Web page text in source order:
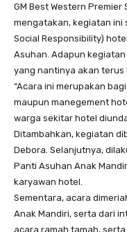
GM Best Western Premier
mengatakan, kegiatan ini
Social Responsibility)
Asuhan. Adapun
yang nantinya akan terus
“Acara ini merupakan
maupun manegement
warga sekitar hotel
Ditambahkan, kegiatan
Debora. Selanjutnya,
Panti Asuhan Anak
karyawan hotel.
Sementara, acara
Anak Mandiri, serta dari
acara ramah tamah,